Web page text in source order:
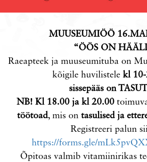
MUUSEUMIÖÖ
“ÖÖS ON
Raeapteek ja muuseumituba on
kõigile huvilistele kl
sissepääs on
NB! Kl 18.00 ja kl 20.00
töötoad, mis ontasulised ja
Registreeri palun
https://forms.gle/
Õpitoas valmib vitamiinirikas